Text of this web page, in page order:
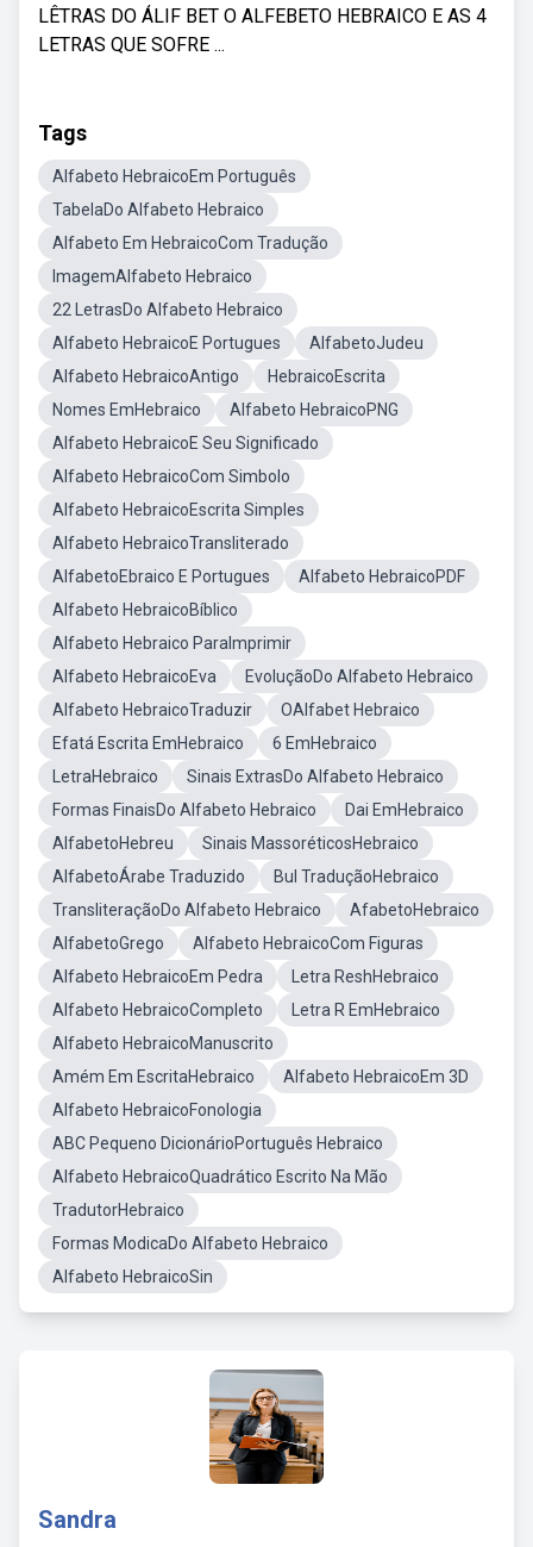
LÊTRAS DO ÁLIF BET O ALFEBETO HEBRAICO E AS 4
LETRAS QUE SOFRE ...
Tags
Alfabeto HebraicoEm Português
TabelaDo Alfabeto Hebraico
Alfabeto Em HebraicoCom Tradução
ImagemAlfabeto Hebraico
22 LetrasDo Alfabeto Hebraico
Alfabeto HebraicoE Portugues
AlfabetoJudeu
Alfabeto HebraicoAntigo
HebraicoEscrita
Nomes EmHebraico
Alfabeto HebraicoPNG
Alfabeto HebraicoE Seu Significado
Alfabeto HebraicoCom Simbolo
Alfabeto HebraicoEscrita Simples
Alfabeto HebraicoTransliterado
AlfabetoEbraico E Portugues
Alfabeto HebraicoPDF
Alfabeto HebraicoBíblico
Alfabeto Hebraico ParaImprimir
Alfabeto HebraicoEva
EvoluçãoDo Alfabeto Hebraico
Alfabeto HebraicoTraduzir
OAlfabet Hebraico
Efatá Escrita EmHebraico
6 EmHebraico
LetraHebraico
Sinais ExtrasDo Alfabeto Hebraico
Formas FinaisDo Alfabeto Hebraico
Dai EmHebraico
AlfabetoHebreu
Sinais MassoréticosHebraico
AlfabetoÁrabe Traduzido
Bul TraduçãoHebraico
TransliteraçãoDo Alfabeto Hebraico
AfabetoHebraico
AlfabetoGrego
Alfabeto HebraicoCom Figuras
Alfabeto HebraicoEm Pedra
Letra ReshHebraico
Alfabeto HebraicoCompleto
Letra R EmHebraico
Alfabeto HebraicoManuscrito
Amém Em EscritaHebraico
Alfabeto HebraicoEm 3D
Alfabeto HebraicoFonologia
ABC Pequeno DicionárioPortuguês Hebraico
Alfabeto HebraicoQuadrático Escrito Na Mão
TradutorHebraico
Formas ModicaDo Alfabeto Hebraico
Alfabeto HebraicoSin
Sandra